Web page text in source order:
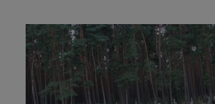
IN
SACHSEN-
ANHALT